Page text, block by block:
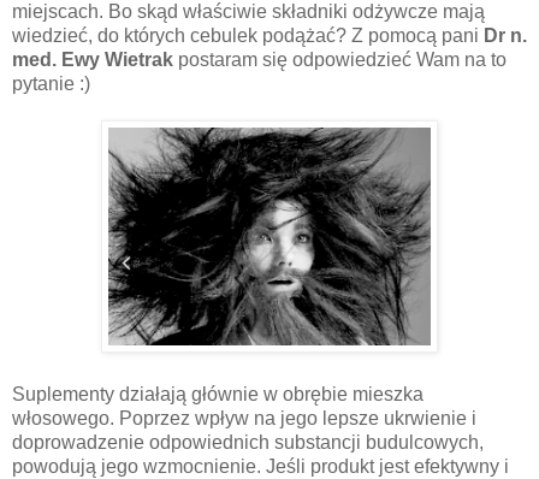
miejscach. Bo skąd właściwie składniki odżywcze mają
wiedzieć, do których cebulek podążać? Z pomocą pani Dr n.
med. Ewy Wietrak postaram się odpowiedzieć Wam na to
pytanie :)
Suplementy działają głównie w obrębie mieszka
włosowego. Poprzez wpływ na jego lepsze ukrwienie i
doprowadzenie odpowiednich substancji budulcowych,
powodują jego wzmocnienie. Jeśli produkt jest efektywny i